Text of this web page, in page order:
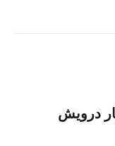
درویش